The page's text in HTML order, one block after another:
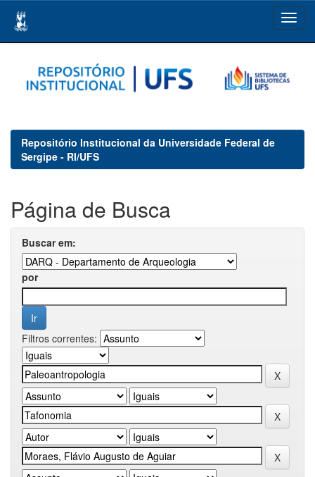
navigation
Repositório Institucional da Universidade Federal de
Sergipe - RI/UFS
Página de Busca
Buscar em:
por
Filtros correntes: